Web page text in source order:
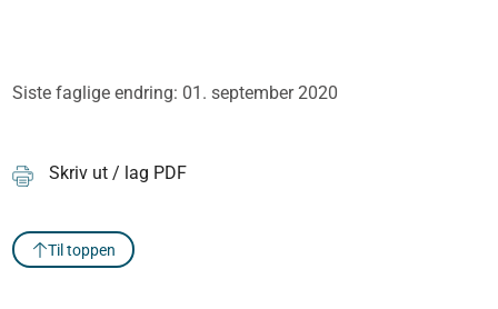
Siste faglige endring: 01. september 2020
Skriv ut / lag PDF
Til toppen